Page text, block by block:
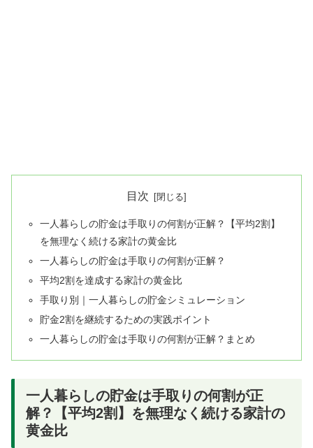
目次
一人暮らしの貯金は手取りの何割が正解？【平均2割】
を無理なく続ける家計の黄金比
一人暮らしの貯金は手取りの何割が正解？
平均2割を達成する家計の黄金比
手取り別｜一人暮らしの貯金シミュレーション
貯金2割を継続するための実践ポイント
一人暮らしの貯金は手取りの何割が正解？まとめ
一人暮らしの貯金は手取りの何割が正
解？【平均2割】を無理なく続ける家計の
黄金比